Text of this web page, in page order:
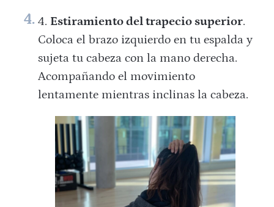
Estiramiento del trapecio superior.
Coloca el brazo izquierdo en tu espalda y
sujeta tu cabeza con la mano derecha.
Acompañando el movimiento
lentamente mientras inclinas la cabeza.